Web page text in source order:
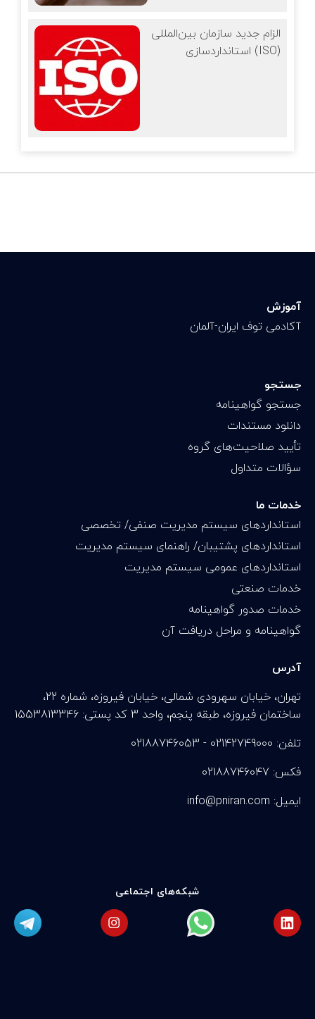
الزام جدید سازمان بین‌المللی
استانداردسازی (ISO)
آموزش
آکادمی توف ایران-آلمان
جستجو
جستجو گواهینامه
دانلود مستندات
تأیید صلاحیت‌های گروه
سؤالات متداول
خدمات ما
استانداردهای سیستم مدیریت صنفی/ تخصصی
استانداردهای پشتیبان/ راهنمای سیستم مدیریت
استانداردهای عمومی سیستم مدیریت
خدمات صنعتی
خدمات صدور گواهینامه
گواهینامه و مراحل دریافت آن
آدرس
تهران، خیابان سهرودی شمالی، خیابان فیروزه، شماره 22،
ساختمان فیروزه، طبقه پنجم، واحد 3 کد پستی: 1553813346
تلفن: 02142749000 - 02188746053
فکس: 02188746047
info@pniran.com :ایمیل
شبکه‌های اجتماعی